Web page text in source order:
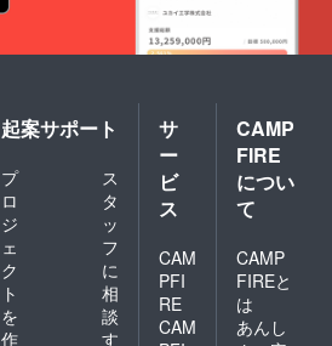
起案サポート
プ
ロ
ジ
ェ
ク
ト
を
作
ス
タ
ッ
フ
に
相
談
す
サ
ー
ビ
ス
CAM
PFI
RE
CAM
CAMP
FIRE
につい
て
CAMP
FIREと
は
あんし